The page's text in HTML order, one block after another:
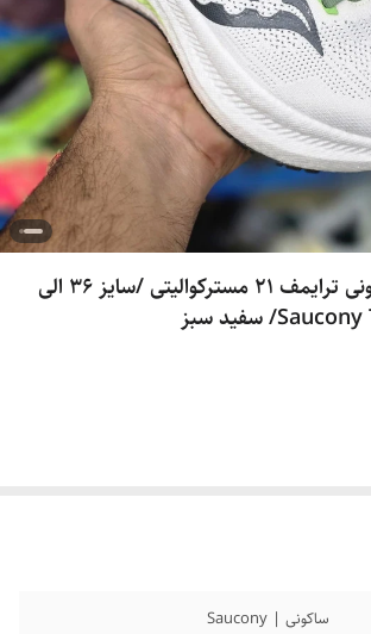
کتونی رانینگ ساکونی ترایمف 21 مسترکوالیتی /سایز 36 الی
ساکونی | Saucony